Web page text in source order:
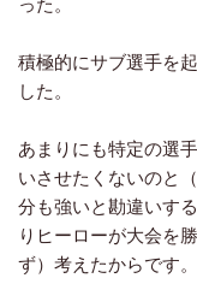
積極的にサブ選手を
した。
あまりにも特定の選
いさせたくないのと
分も強いと勘違いす
りヒーローが大会を
ず）考えたからです。